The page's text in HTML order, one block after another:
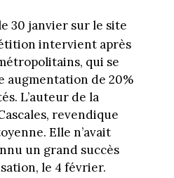
30 janvier sur le site
intervient après
qui se
augmentation de 20%
L’auteur de la
revendique
Elle n’avait
un grand succès
le 4 février.